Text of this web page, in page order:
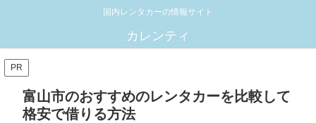
国内レンタカーの情報サイト
カレンティ
PR
富山市のおすすめのレンタカーを比較して
格安で借りる方法